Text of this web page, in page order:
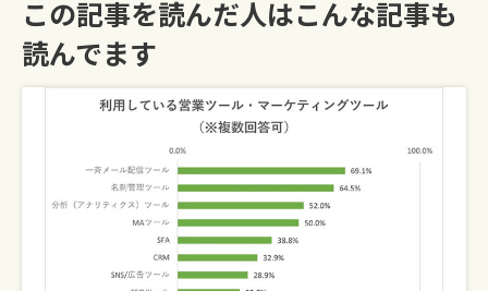
この記事を読んだ人はこんな記事も
読んでます